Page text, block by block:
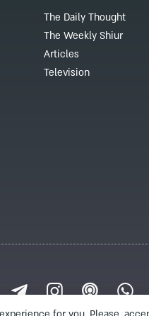
The Daily Thought
The Weekly Shiur
Articles
Television